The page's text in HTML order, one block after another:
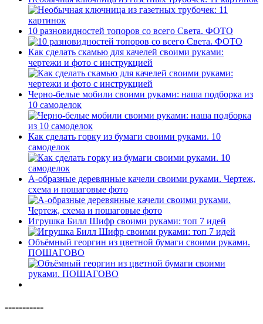
10 разновидностей топоров со всего Света. ФОТО
Как сделать скамью для качелей своими руками:
чертежи и фото с инструкцией
Черно-белые мобили своими руками: наша подборка из
10 самоделок
Как сделать горку из бумаги своими руками. 10
самоделок
А-образные деревянные качели своими руками. Чертеж,
схема и пошаговые фото
Игрушка Билл Шифр своими руками: топ 7 идей
Объёмный георгин из цветной бумаги своими руками.
ПОШАГОВО
-----------